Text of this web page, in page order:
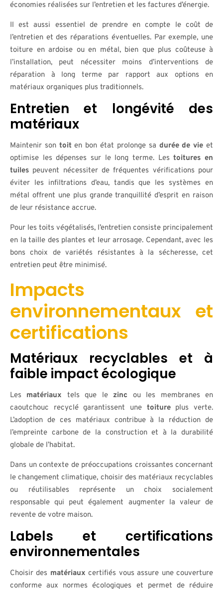
économies réalisées sur l’entretien et les factures d’énergie.
Il est aussi essentiel de prendre en compte le coût de
l’entretien et des réparations éventuelles. Par exemple, une
toiture en ardoise ou en métal, bien que plus coûteuse à
l’installation, peut nécessiter moins d’interventions de
réparation à long terme par rapport aux options en
matériaux organiques plus traditionnels.
Entretien et longévité des
matériaux
Maintenir son toiten bon état prolonge sa durée de vie et
optimise les dépenses sur le long terme. Lestoitures en
tuiles peuvent nécessiter de fréquentes vérifications pour
éviter les infiltrations d’eau, tandis que les systèmes en
métal offrent une plus grande tranquillité d’esprit en raison
de leur résistance accrue.
Pour les toits végétalisés, l’entretien consiste principalement
en la taille des plantes et leur arrosage. Cependant, avec les
bons choix de variétés résistantes à la sécheresse, cet
entretien peut être minimisé.
Impacts
environnementaux et
certifications
Matériaux recyclables et à
faible impact écologique
Les matériaux tels que le zinc ou les membranes en
caoutchouc recyclé garantissent une toitureplus verte.
L’adoption de ces matériaux contribue à la réduction de
l’empreinte carbone de la construction et à la durabilité
globale de l’habitat.
Dans un contexte de préoccupations croissantes concernant
le changement climatique, choisir des matériaux recyclables
ou réutilisables représente un choix socialement
responsable qui peut également augmenter la valeur de
revente de votre maison.
Labels et certifications
environnementales
Choisir des matériaux certifiés vous assure une couverture
conforme aux normes écologiques et permet de réduire